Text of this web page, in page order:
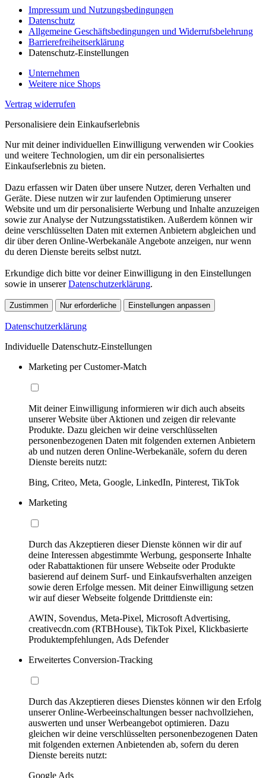
Impressum und Nutzungsbedingungen
Datenschutz
Allgemeine Geschäftsbedingungen und Widerrufsbelehrung
Barrierefreiheitserklärung
Datenschutz-Einstellungen
Unternehmen
Weitere nice Shops
Vertrag widerrufen
Personalisiere dein Einkaufserlebnis
Nur mit deiner individuellen Einwilligung verwenden wir Cookies
und weitere Technologien, um dir ein personalisiertes
Einkaufserlebnis zu bieten.
Dazu erfassen wir Daten über unsere Nutzer, deren Verhalten und
Geräte. Diese nutzen wir zur laufenden Optimierung unserer
Website und um dir personalisierte Werbung und Inhalte anzuzeigen
sowie zur Analyse der Nutzungsstatistiken. Außerdem können wir
deine verschlüsselten Daten mit externen Anbietern abgleichen und
dir über deren Online-Werbekanäle Angebote anzeigen, nur wenn
du deren Dienste bereits selbst nutzt.
Erkundige dich bitte vor deiner Einwilligung in den Einstellungen
sowie in unsererDatenschutzerklärung.
Zustimmen Nur erforderliche Einstellungen anpassen
Datenschutzerklärung
Individuelle Datenschutz-Einstellungen
Marketing per Customer-Match
Mit deiner Einwilligung informieren wir dich auch abseits
unserer Website über Aktionen und zeigen dir relevante
Produkte. Dazu gleichen wir deine verschlüsselten
personenbezogenen Daten mit folgenden externen Anbietern
ab und nutzen deren Online-Werbekanäle, sofern du deren
Dienste bereits nutzt:
Bing, Criteo, Meta, Google, LinkedIn, Pinterest, TikTok
Marketing
Durch das Akzeptieren dieser Dienste können wir dir auf
deine Interessen abgestimmte Werbung, gesponserte Inhalte
oder Rabattaktionen für unsere Webseite oder Produkte
basierend auf deinem Surf- und Einkaufsverhalten anzeigen
sowie deren Erfolge messen. Mit deiner Einwilligung setzen
wir auf dieser Webseite folgende Drittdienste ein:
AWIN, Sovendus, Meta-Pixel, Microsoft Advertising,
creativecdn.com (RTBHouse), TikTok Pixel, Klickbasierte
Produktempfehlungen, Ads Defender
Erweitertes Conversion-Tracking
Durch das Akzeptieren dieses Dienstes können wir den Erfolg
unserer Online-Werbeeinschaltungen besser nachvollziehen,
auswerten und unser Werbeangebot optimieren. Dazu
gleichen wir deine verschlüsselten personenbezogenen Daten
mit folgenden externen Anbietenden ab, sofern du deren
Dienste bereits nutzt:
Google Ads